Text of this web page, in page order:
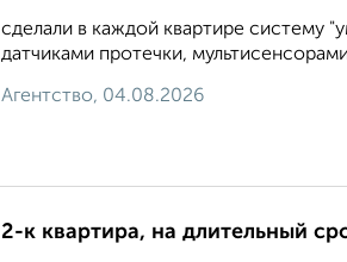
сделали в каждой квартире систему
датчиками протечки,
Агентство, 04.08.2026
2-к квартира, на длительный